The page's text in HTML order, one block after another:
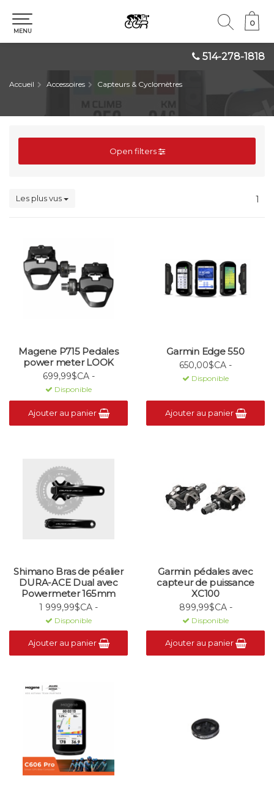
514-278-1818
0
0
MENU
Accueil Accessoires Capteurs & Cyclomètres
Open filters
Les plus vus 1
Magene P715 Pedales
power meter LOOK
699,99$CA -
Disponible
Ajouter au panier
Garmin Edge 550
650,00$CA -
Disponible
Ajouter au panier
Shimano Bras de péalier
DURA-ACE Dual avec
Powermeter 165mm
1 999,99$CA -
Disponible
Ajouter au panier
Garmin pédales avec
capteur de puissance
XC100
899,99$CA -
Disponible
Ajouter au panier